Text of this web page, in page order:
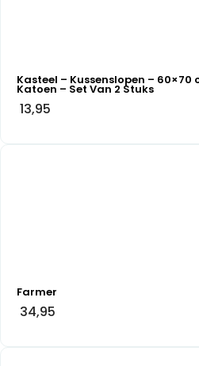
Kasteel – Kussenslopen – 60×70
Katoen – Set Van 2 Stuks
13,95
Farmer
34,95